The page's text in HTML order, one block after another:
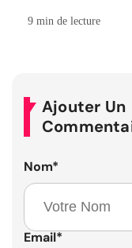
9 min de lecture
Ajouter Un
Nom*
Email*